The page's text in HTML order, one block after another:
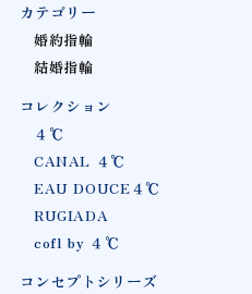
カテゴリー
婚約指輪
結婚指輪
コレクション
４℃
CANAL ４℃
EAU DOUCE４℃
RUGIADA
cofl by ４℃
コンセプトシリーズ